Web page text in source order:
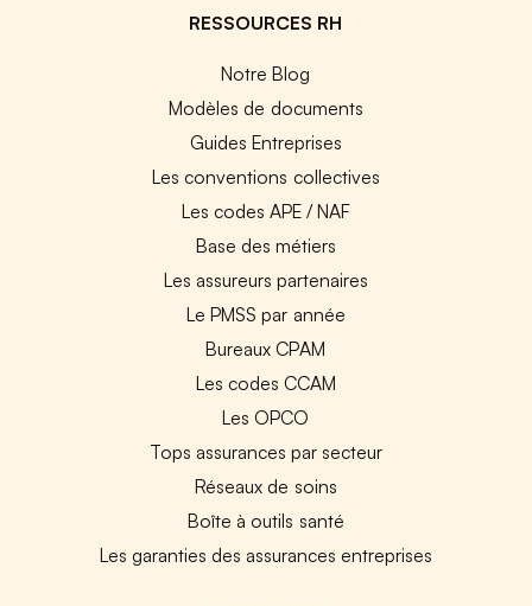
RESSOURCES RH
Notre Blog
Modèles de documents
Guides Entreprises
Les conventions collectives
Les codes APE / NAF
Base des métiers
Les assureurs partenaires
Le PMSS par année
Bureaux CPAM
Les codes CCAM
Les OPCO
Tops assurances par secteur
Réseaux de soins
Boîte à outils santé
Les garanties des assurances entreprises